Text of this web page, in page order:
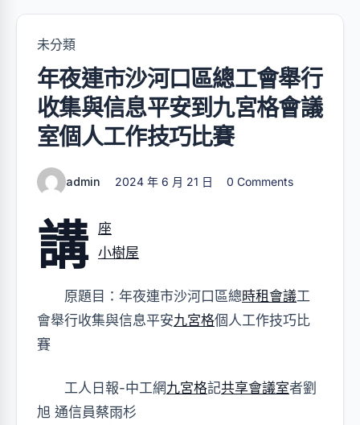
未分類
年夜連市沙河口區總工會舉行
收集與信息平安到九宮格會議
室個人工作技巧比賽
admin 2024 年 6 月 21 日 0 Comments
講
座
小樹屋
原題目：年夜連市沙河口區總時租會議工
會舉行收集與信息平安九宮格個人工作技巧比
賽
工人日報-中工網九宮格記共享會議室者劉
旭 通信員蔡雨杉